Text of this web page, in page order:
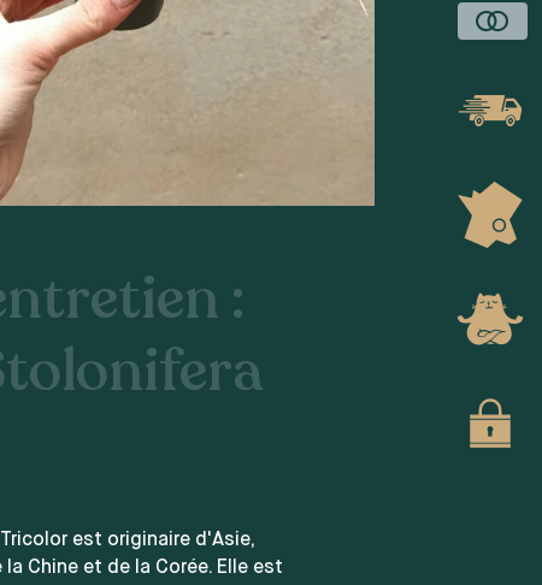
:
est originaire d'Asie,
Chine et de la Corée. Elle est